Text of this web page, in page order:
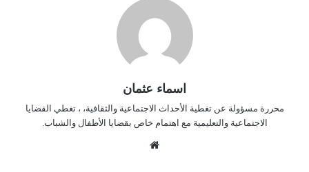
اسماء عثمان
محررة مسؤولة عن تغطية الأحداث الاجتماعية والثقافية، ، تغطي القضايا
الاجتماعية والتعليمية مع اهتمام خاص بقضايا الأطفال والشباب.